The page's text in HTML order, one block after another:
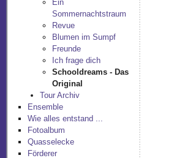
Ein
Sommernachtstraum
Revue
Blumen im Sumpf
Freunde
Ich frage dich
Schooldreams - Das
Original
Tour Archiv
Ensemble
Wie alles entstand ...
Fotoalbum
Quasselecke
Förderer